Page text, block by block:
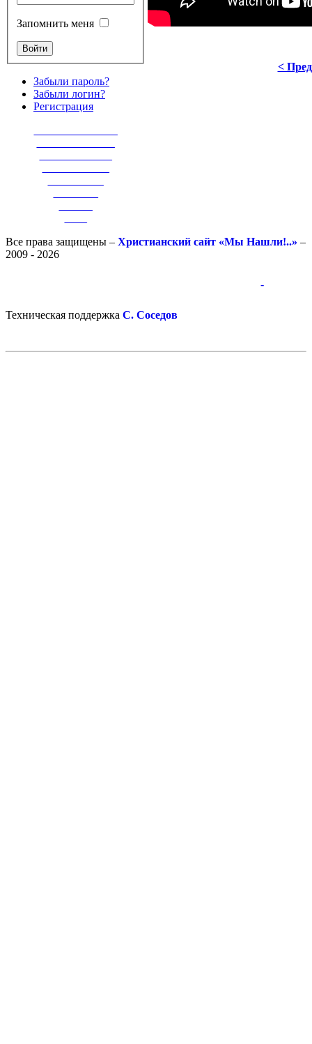
Запомнить меня
Забыли пароль?
Забыли логин?
Регистрация
<
Все права защищены – Христианский сайт «Мы Нашли!..» –
2009 - 2026
-
Техническая поддержка С. Соседов